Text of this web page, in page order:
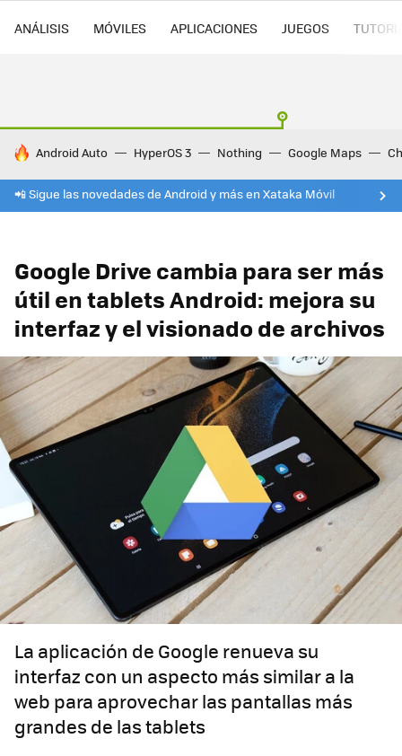
ANÁLISIS MÓVILES APLICACIONES JUEGOS
HOY SE HABLA DE
Android Auto HyperOS 3 Nothing Google Maps
📲 Sigue las novedades de Android y más en Xataka Móvil
Google Drive cambia para ser más
útil en tablets Android: mejora su
interfaz y el visionado de archivos
La aplicación de Google renueva su
interfaz con un aspecto más similar a la
web para aprovechar las pantallas más
grandes de las tablets